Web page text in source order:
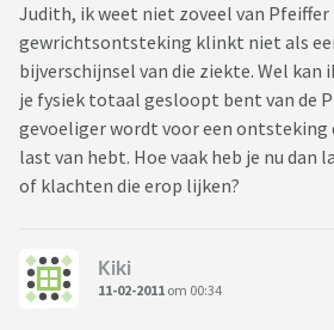
Judith, ik weet niet zoveel van Pfeiffer
gewrichtsontsteking klinkt niet als
bijverschijnsel van die ziekte. Wel
je fysiek totaal gesloopt bent van de
gevoeliger wordt voor een ontsteking
last van hebt. Hoe vaak heb je nu dan
of klachten die erop lijken?
Kiki
11-02-2011 om 00:34